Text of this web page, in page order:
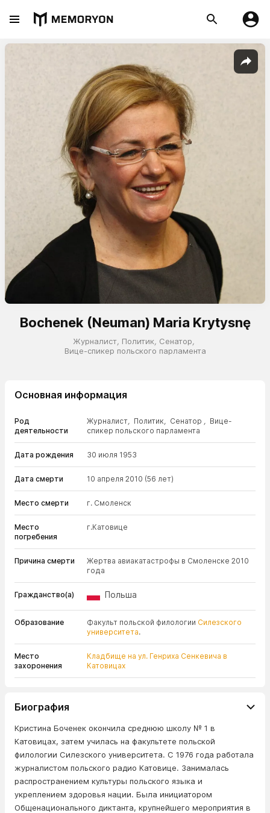
Bochenek (Neuman) Maria Krytysnę
Журналист, Политик, Сенатор,
Вице-спикер польского парламента
Основная информация
Род
деятельности
Журналист, Политик, Сенатор , Вице-
спикер польского парламента
Дата рождения 30 июля 1953
Дата смерти 10 апреля 2010 (56 лет)
Место смерти г. Смоленск
Место
погребения
г.Катовице
Причина смерти
Жертва авиакатастрофы в Смоленске 2010
года
Гражданство(а) Польша
Образование Факульт польской филологии Силезского
университета.
Место
захоронения
Кладбище на ул. Генриха Сенкевича в
Катовицах
Биография
Кристина Боченек окончила среднюю школу № 1 в
Катовицах, затем училась на факультете польской
филологии Силезского университета. С 1976 года работала
журналистом польского радио Катовице. Занималась
распространением культуры польского языка и
укреплением здоровья нации. Была инициатором
Общенационального диктанта, крупнейшего мероприятия в